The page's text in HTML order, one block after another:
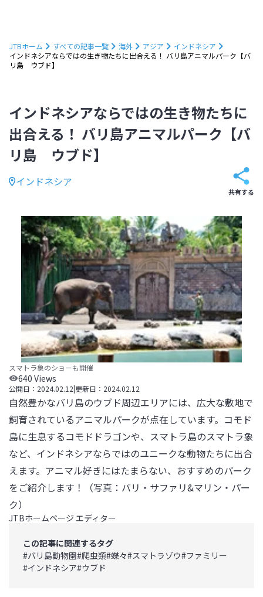
JTBホーム すべての記事一覧 海外 アジア
インドネシア
インドネシアならではの生き物たちに出合える！ バリ島アニマルパーク【バ
リ島 ウブド】
インドネシアならではの生き物たちに
出合える！ バリ島アニマルパーク【バ
リ島 ウブド】
インドネシア
共有する
スマトラ象のショーも開催
640 Views
公開日： 2024.02.12|更新日： 2024.02.12
自然豊かなバリ島のウブド周辺エリアには、広大な敷地で
飼育されているアニマルパークが点在しています。コモド
島に生息するコモドドラゴンや、スマトラ島のスマトラ象
など、インドネシアならではのユニークな動物たちに出合
えます。アニマル好きにはたまらない、おすすめのパーク
をご紹介します！（写真：バリ・サファリ&マリン・パー
ク）
JTBホームページ エディター
この記事に関連するタグ
#バリ島動物園#爬虫類#蝶々#スマトラゾウ#ファミリー
#インドネシア#ウブド